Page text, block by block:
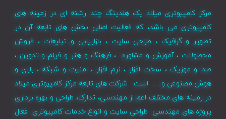
مرکز کامپیوتری میلاد یک هلدینگ چند رشته ای در زمینه های
کامپیوتری می باشد، که فعالیت اصلی بخش های تابعه آن در
تصویر و گرافیک ، طراحی سایت ، بازاریابی و تبلیغات ، فروش
محصولات ، آموزش و مشاوره ، فرهنگ و هنر و فیلم و تدوین ،
صدا و موزیک ، سخت افزار ، نرم افزار ، امنیت و شبکه ، بازی و
هوش مصنوعی و … است. شرکت های تابعه مرکز کامپیوتری میلاد
در زمینه های مختلف اعم از مهندسی، تدارک، طراحی و بهره برداری
پروژه های مهندسی طراحی سایت و انواع خدمات کامپیوتری فعال